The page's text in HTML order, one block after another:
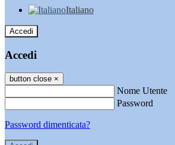
Italiano
Accedi
Accedi
button close ×
Nome Utente
Password
Password dimenticata?